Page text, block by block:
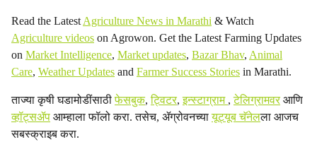
Read the Latest Agriculture News in Marathi & Watch
Agriculture videos on Agrowon. Get the Latest Farming Updates
on Market Intelligence, Market updates, Bazar Bhav, Animal
Care, Weather Updates and Farmer Success Stories in Marathi.
ताज्या कृषी घडामोडींसाठीफेसबुक,ट्विटर,इन्स्टाग्राम ,टेलिग्रामवरआणि
व्हॉट्सॲप आम्हाला फॉलो करा. तसेच, ॲग्रोवनच्यायूट्यूब चॅनेलला आजच
सबस्क्राइब करा.